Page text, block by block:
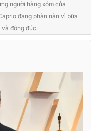
sản
người hàng xóm của
đang phàn nàn vì bữa
và đông đúc.